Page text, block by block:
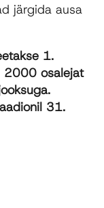
järgida ausa
1.
2000 osalejat
31.